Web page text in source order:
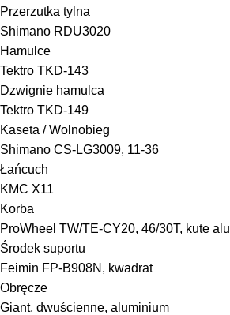
Przerzutka tylna
Shimano RDU3020
Hamulce
Tektro TKD-143
Dzwignie hamulca
Tektro TKD-149
Kaseta / Wolnobieg
Shimano CS-LG3009, 11-36
Łańcuch
KMC X11
Korba
ProWheel TW/TE-CY20, 46/30T, kute
Środek suportu
Feimin FP-B908N, kwadrat
Obręcze
Giant, dwuścienne, aluminium